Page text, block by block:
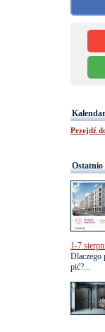
Przejdź
Ostatnio
1-7
Dlaczego
pić?...